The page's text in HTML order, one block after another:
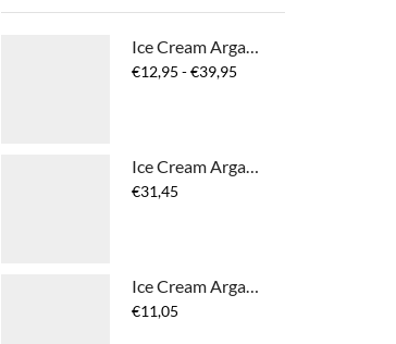
Ice Cream Argan Age - Pro-Age Shampoo
€12,95 - €39,95Prijsklasse:
Ice Cream Argan Age - Pro-Age Treatment
€31,45
Ice Cream Argan Age - Pro-Age Hand Cream
€11,05